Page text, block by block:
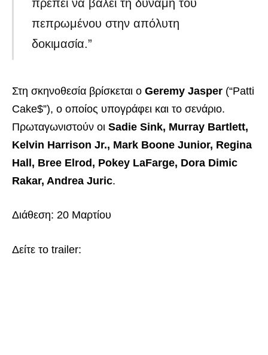
πρέπει να βάλει τη δύναμη του
πεπρωμένου στην απόλυτη
δοκιμασία.”
Στη σκηνοθεσία βρίσκεται ο Geremy Jasper (“Patti
Cake$”), ο οποίος υπογράφει και το σενάριο.
Πρωταγωνιστούν οι Sadie Sink, Murray Bartlett,
Kelvin Harrison Jr., Mark Boone Junior, Regina
Hall, Bree Elrod, Pokey LaFarge, Dora Dimic
Rakar, Andrea Juric.
Διάθεση: 20 Μαρτίου
Δείτε το trailer: